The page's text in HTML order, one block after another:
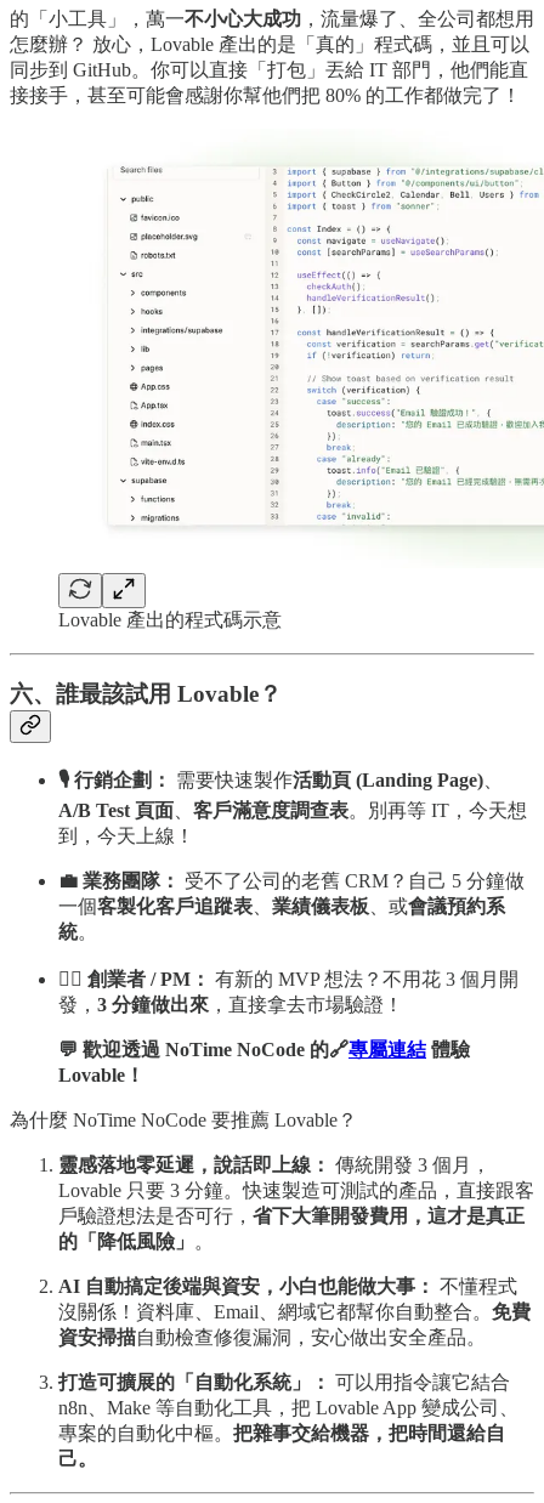
的「小工具」，萬一不小心大成功 ，流量爆了、全公司都想用
怎麼辦？ 放心，Lovable 產出的是「真的」程式碼，並且可以
同步到 GitHub。你可以直接「打包」丟給 IT 部門，他們能直
接接手，甚至可能會感謝你幫他們把 80% 的工作都做完了！
Lovable 產出的程式碼示意
六、誰最該試用 Lovable？
🎙️ 行銷企劃： 需要快速製作活動頁 (Landing Page)
A/B Test 頁面
客戶滿意度調查表。別再等 IT，今天想
到，今天上線！
💼 業務團隊：
受不了公司的老舊 CRM？自己 5 分鐘做
一個客製化客戶追蹤表 業績儀表板 、或會議預約系
統。
🏃‍♂️ 創業者 / PM： 有新的 MVP 想法？不用花 3 個月開
發， 3 分鐘做出來 ，直接拿去市場驗證！
💬 歡迎透過 NoTime NoCode 的🔗專屬連結 體驗
Lovable！
為什麼 NoTime NoCode 要推薦 Lovable？
靈感落地零延遲，說話即上線： 傳統開發 3 個月，
Lovable 只要 3 分鐘。快速製造可測試的產品，直接跟客
戶驗證想法是否可行， 省下大筆開發費用，這才是真正
的「降低風險」
。
AI 自動搞定後端與資安，小白也能做大事： 不懂程式
沒關係！資料庫、Email、網域它都幫你自動整合。 免費
資安掃描自動檢查修復漏洞，安心做出安全產品。
打造可擴展的「自動化系統」： 可以用指令讓它結合
n8n、Make 等自動化工具，把 Lovable App 變成公司、
專案的自動化中樞。 把雜事交給機器，把時間還給自
己。